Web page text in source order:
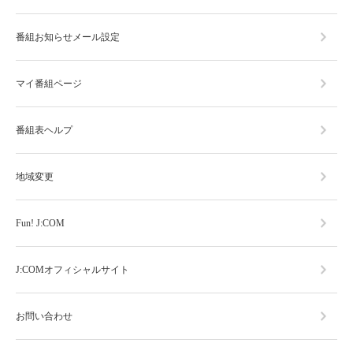
番組お知らせメール設定
マイ番組ページ
番組表ヘルプ
地域変更
Fun! J:COM
J:COMオフィシャルサイト
お問い合わせ